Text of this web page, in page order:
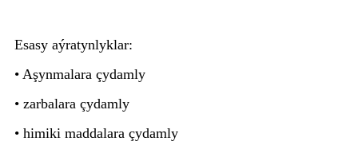
Esasy aýratynlyklar:
• Aşynmalara çydamly
• zarbalara çydamly
• himiki maddalara çydamly